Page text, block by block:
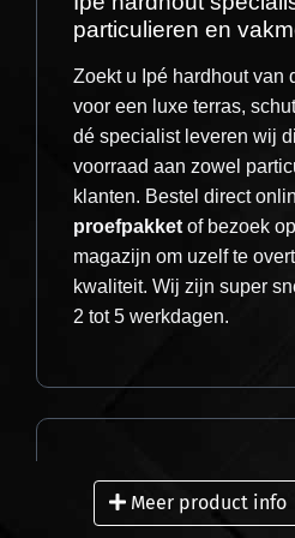
mooi vind geheel uit de
van hout. Wij geven geen
Wij geven geen garantie op
restpartijen. Dit vermelden
specifieke product wat je
wordt op de site aangeduid
incourant voor ons of
optisch defect, en het hout
Als de foto's niet voor je niet
kijken voor dat je het product
restpartijen retour. Je kan
particulieren en
Zoekt u Ipé hardhout van
voor een luxe terras,
dé specialist leveren wij
voorraad aan zowel
klanten. Bestel direct
proefpakket of bezoek
magazijn om uzelf te
kwaliteit. Wij zijn super
2 tot 5 werkdagen.
Wij leveren uw bestelling
Meer product info